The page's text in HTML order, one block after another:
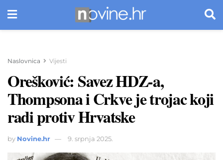
Naslovnica Vijesti
Orešković: Savez HDZ-a,
Thompsona i Crkve je trojac koji
radi protiv Hrvatske
by Novine.hr 9. srpnja 2025.